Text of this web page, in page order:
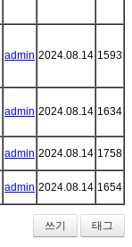
admin 2024.08.14 1593
admin 2024.08.14 1634
admin 2024.08.14 1758
admin 2024.08.14 1654
쓰기 태그